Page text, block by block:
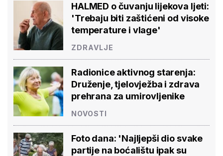
HALMED o čuvanju lijekova ljeti:
'Trebaju biti zaštićeni od visoke
temperature i vlage'
ZDRAVLJE
Radionice aktivnog starenja:
Druženje, tjelovježba i zdrava
prehrana za umirovljenike
NOVOSTI
Foto dana: 'Najljepši dio svake
partije na boćalištu ipak su